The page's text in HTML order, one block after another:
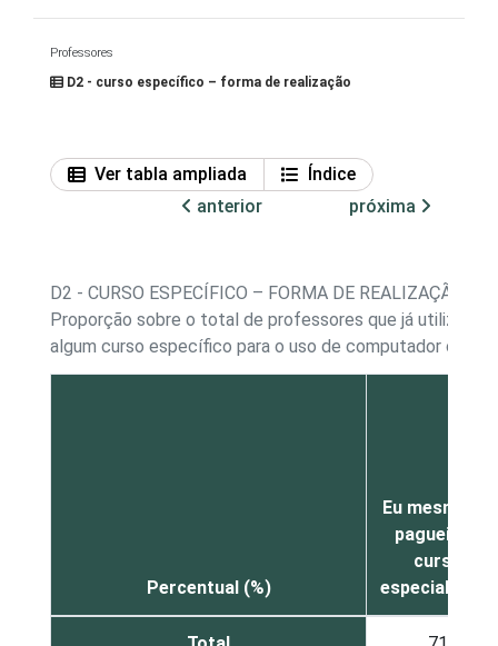
Professores
D2 - curso específico – forma de realização
Ver tabla ampliada
Índice
anterior
próxima
D2 - CURSO ESPECÍFICO – FORMA DE REALIZAÇÃO
Proporção sobre o total de professores que já
algum curso específico para o uso de computador ou
Percentual (%)
Eu mesmo(a)
paguei um
curso
especializado